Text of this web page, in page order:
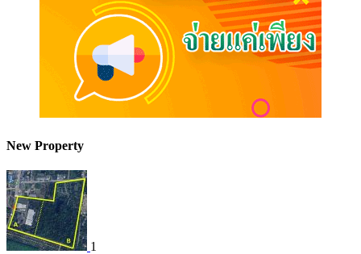
New Property
1